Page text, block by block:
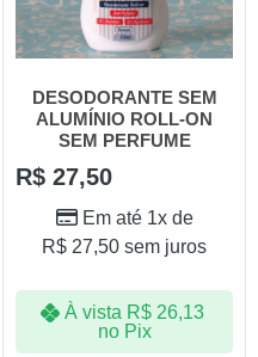
DESODORANTE SEM
ALUMÍNIO ROLL-ON
SEM PERFUME
R$ 27,50
Em até 1x de
R$ 27,50 sem juros
À vista R$26,13
no Pix